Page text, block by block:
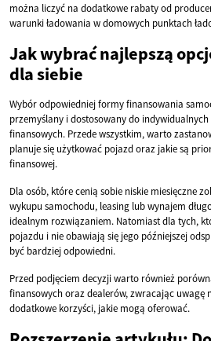
można liczyć na dodatkowe rabaty od
warunki ładowania w domowych punktach
Jak wybrać najlepszą
dla siebie
Wybór odpowiedniej formy finansowania
przemyślany i dostosowany do
finansowych. Przede wszystkim, warto
planuje się użytkować pojazd oraz jakie są
finansowej.
Dla osób, które cenią sobie niskie miesięczne
wykupu samochodu, leasing lub wynajem
idealnym rozwiązaniem. Natomiast dla tych,
pojazdu i nie obawiają się jego późniejszej
być bardziej odpowiedni.
Przed podjęciem decyzji warto również
finansowych oraz dealerów, zwracając uwagę
dodatkowe korzyści, jakie mogą oferować.